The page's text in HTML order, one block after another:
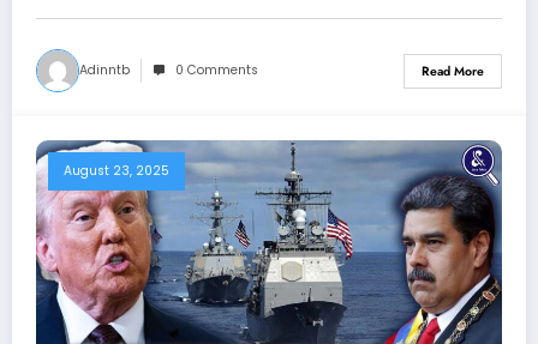
Adinntb 0 Comments Read More
August 23, 2025